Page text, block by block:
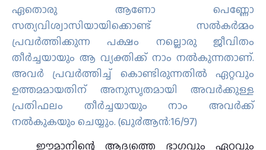
ഏതൊരു ആണോ പെണ്ണോ
സത്യവിശ്വാസിയായിക്കൊണ്ട് സല്‍കര്‍മ്മം
പ്രവര്‍ത്തിക്കുന്ന പക്ഷം നല്ലൊരു ജീവിതം
തീര്‍ച്ചയായും ആ വ്യക്തിക്ക് നാം നല്‍കുന്നതാണ്‌.
അവര്‍ പ്രവര്‍ത്തിച്ച് കൊണ്ടിരുന്നതില്‍ ഏറ്റവും
ഉത്തമമായതിന് അനുസൃതമായി അവര്‍ക്കുള്ള
പ്രതിഫലം തീര്‍ച്ചയായും നാം അവര്‍ക്ക്
നല്‍കുകയും ചെയ്യും. (ഖു൪ആന്‍:16/97)
ഈമാനിന്റെ ആദ്യത്തെ ഭാഗവും ഏറ്റവും